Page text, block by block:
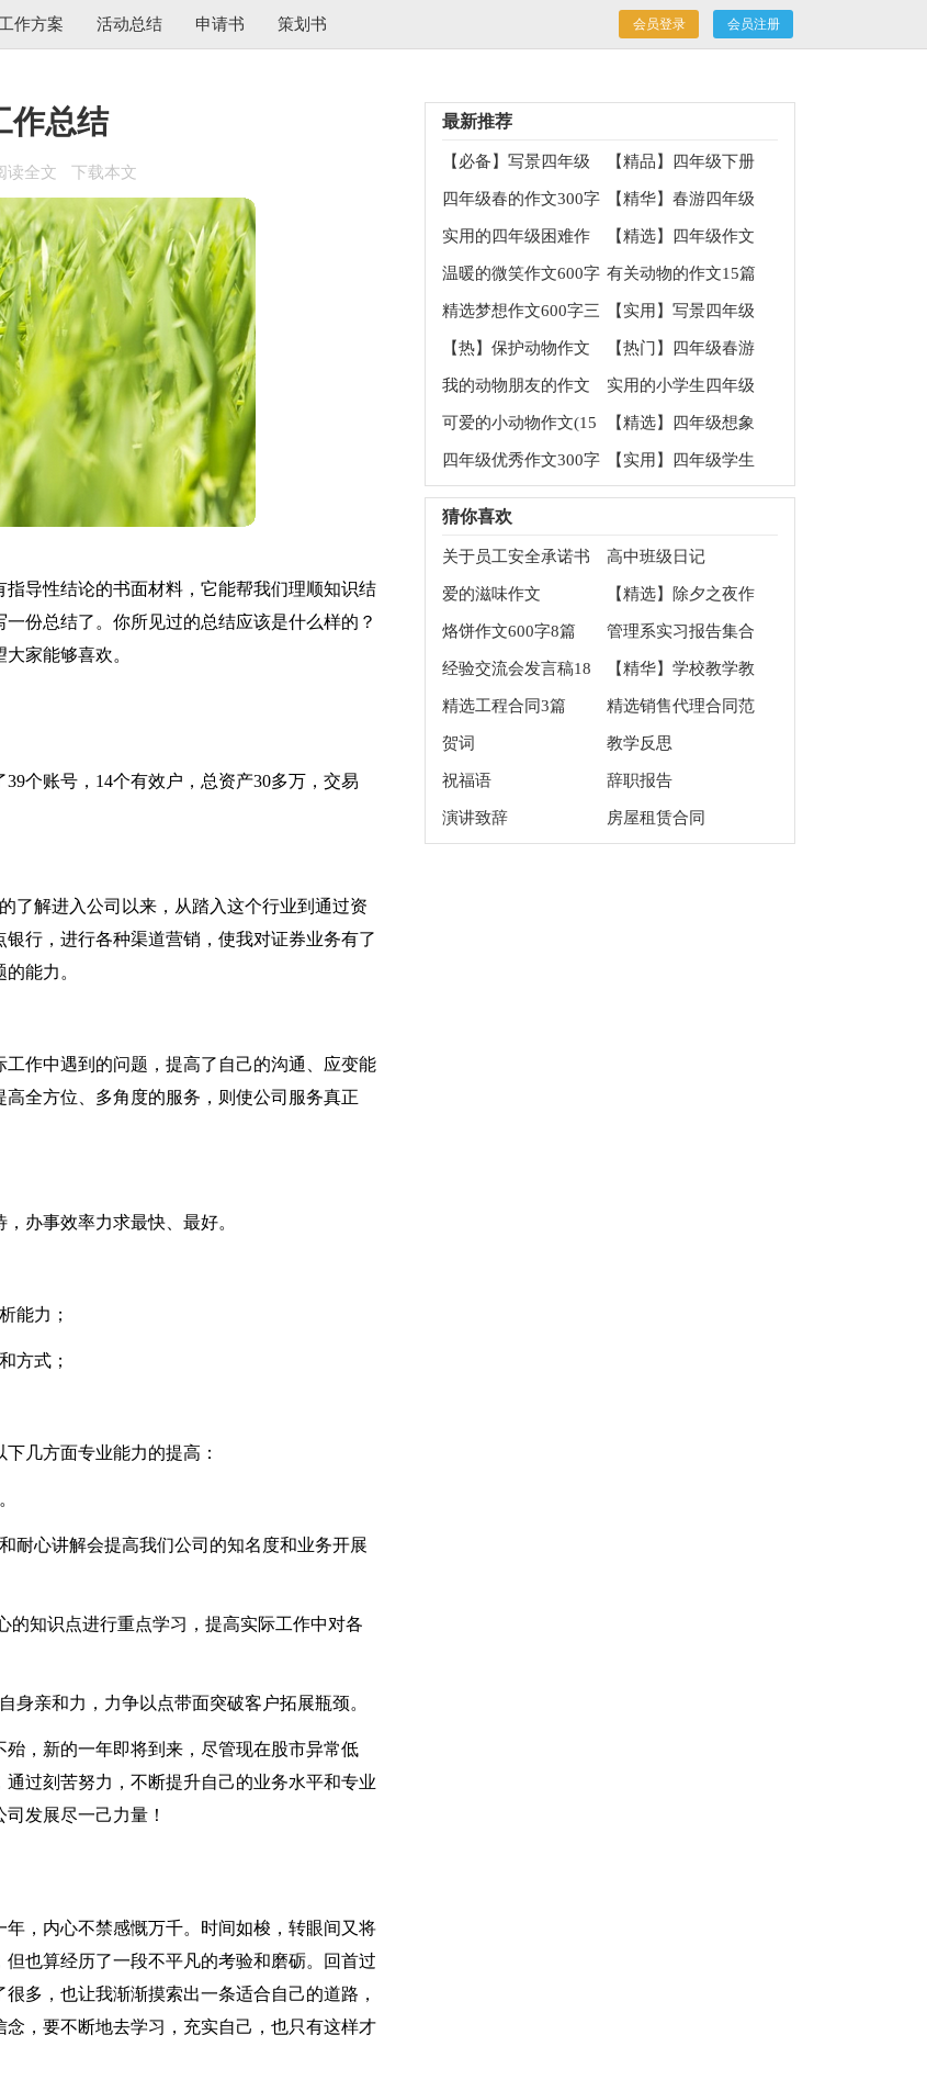
工作方案 活动总结 申请书 策划书 会员登录 会员注册
作总结
读全文 下载本文
导性结论的书面材料，它能帮我们理顺知识结
份总结了。你所见过的总结应该是什么样的？
家能够喜欢。
个账号，14个有效户，总资产30多万，交易
了解进入公司以来，从踏入这个行业到通过资
行，进行各种渠道营销，使我对证券业务有了
能力。
作中遇到的问题，提高了自己的沟通、应变能
全方位、多角度的服务，则使公司服务真正
办事效率力求最快、最好。
能力；
方式；
几方面专业能力的提高：
耐心讲解会提高我们公司的知名度和业务开展
知识点进行重点学习，提高实际工作中对各
身亲和力，力争以点带面突破客户拓展瓶颈。
，新的一年即将到来，尽管现在股市异常低
过刻苦努力，不断提升自己的业务水平和专业
发展尽一己力量！
，内心不禁感慨万千。时间如梭，转眼间又将
也算经历了一段不平凡的考验和磨砺。回首过
多，也让我渐渐摸索出一条适合自己的道路，
，要不断地去学习，充实自己，也只有这样才
最新推荐
【必备】写景四年级
作文集锦6篇
【精品】四年级下册
校园作文四篇
四年级春的作文300字
锦集5篇
【精华】春游四年级
的作文集锦5篇
实用的四年级困难作
文锦集十篇
【精选】四年级作文
集合7篇
温暖的微笑作文600字
7篇
有关动物的作文15篇
精选梦想作文600字三
篇
【实用】写景四年级
作文集锦5篇
【热】保护动物作文
【热门】四年级春游
作文锦集十篇
我的动物朋友的作文
实用的小学生四年级
作文300字合集八篇
可爱的小动物作文(15
篇)
【精选】四年级想象
作文汇总10篇
四年级优秀作文300字
【实用】四年级学生
猜你喜欢
关于员工安全承诺书
范文集锦7篇
高中班级日记
爱的滋味作文
【精选】除夕之夜作
文500字三篇
烙饼作文600字8篇
管理系实习报告集合
六篇
经验交流会发言稿18
篇
【精华】学校教学教
学总结汇编7篇
精选工程合同3篇
精选销售代理合同范
文汇编六篇
贺词 教学反思
祝福语 辞职报告
演讲致辞 房屋租赁合同